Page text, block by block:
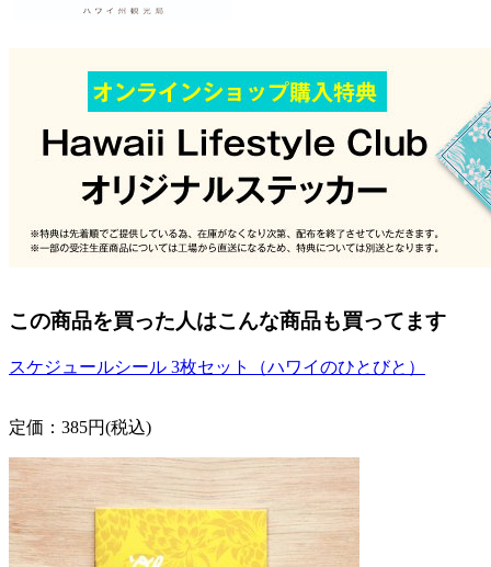
この商品を買った人はこんな商品も買ってます
スケジュールシール 3枚セット（ハワイのひとびと）
定価：385円(税込)